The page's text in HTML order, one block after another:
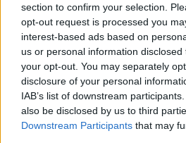
section to confirm your selection.
opt-out request is processed you
interest-based ads based on
us or personal information
your opt-out. You may separately
disclosure of your personal
IAB’s list of downstream
also be disclosed by us to third
Downstream Participants that may
Papashanty Sound System
artistas más apoyados y
¿Apoyar a Papashanty Sound
1 0
Ranking de Papashanty Sound